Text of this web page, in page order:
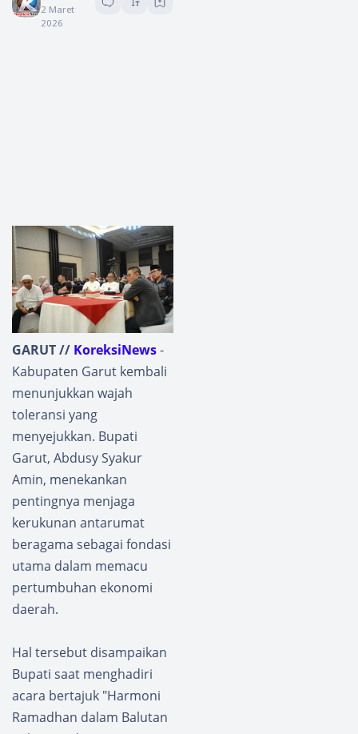
2 Maret
2026
GARUT // KoreksiNews-
Kabupaten Garut kembali
menunjukkan wajah
toleransi yang
menyejukkan. Bupati
Garut, Abdusy Syakur
Amin, menekankan
pentingnya menjaga
kerukunan antarumat
beragama sebagai fondasi
utama dalam memacu
pertumbuhan ekonomi
daerah.
Hal tersebut disampaikan
Bupati saat menghadiri
acara bertajuk "Harmoni
Ramadhan dalam Balutan